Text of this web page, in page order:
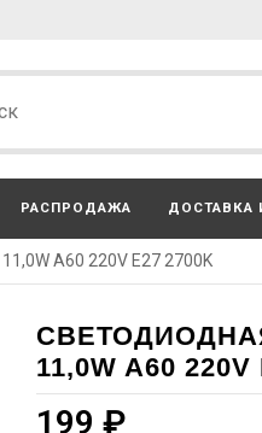
РАСПРОДАЖА ДОСТАВКА
A60 220V E27 2700K
СВЕТОДИОДНАЯ
11,0W A60 220V
199 ₽